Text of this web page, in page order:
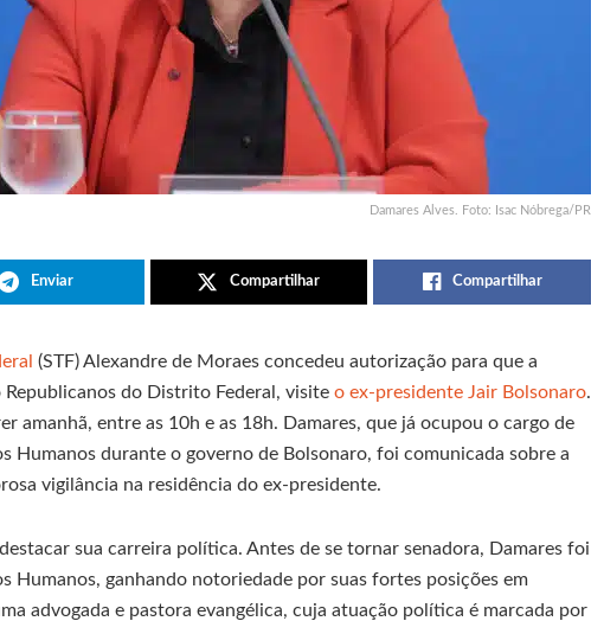
Damares Alves. Foto: Isac Nóbrega/PR
Enviar Compartilhar Compartilhar
(STF) Alexandre de Moraes concedeu autorização para que a
do Distrito Federal, visite o ex-presidente Jair Bolsonaro.
amanhã, entre as 10h e as 18h. Damares, que já ocupou o cargo de
Humanos durante o governo de Bolsonaro, foi comunicada sobre a
vigilância na residência do ex-presidente.
sua carreira política. Antes de se tornar senadora, Damares foi
Humanos, ganhando notoriedade por suas fortes posições em
advogada e pastora evangélica, cuja atuação política é marcada por